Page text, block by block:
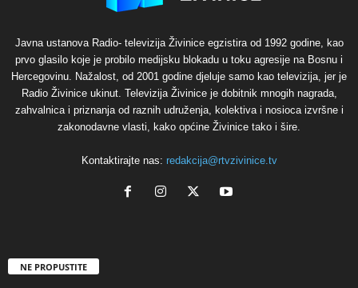
Javna ustanova Radio- televizija Živinice egzistira od 1992 godine, kao
prvo glasilo koje je probilo medijsku blokadu u toku agresije na Bosnu i
Hercegovinu. Nažalost, od 2001 godine djeluje samo kao televizija, jer je
Radio Živinice ukinut. Televizija Živinice je dobitnik mnogih nagrada,
zahvalnica i priznanja od raznih udruženja, kolektiva i nosioca izvršne i
zakonodavne vlasti, kako općine Živinice tako i šire.
Kontaktirajte nas: redakcija@rtvzivinice.tv
NE PROPUSTITE